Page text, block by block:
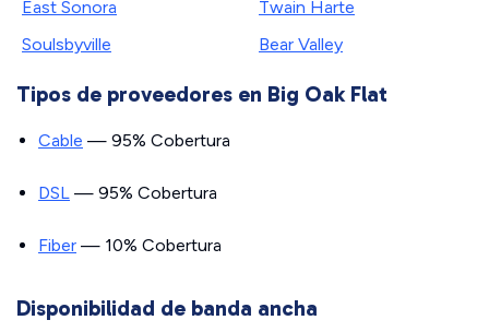
East Sonora
Soulsbyville
Twain Harte
Bear Valley
Tipos de proveedores en Big Oak Flat
Cable — 95% Cobertura
DSL — 95% Cobertura
Fiber — 10% Cobertura
Disponibilidad de banda ancha